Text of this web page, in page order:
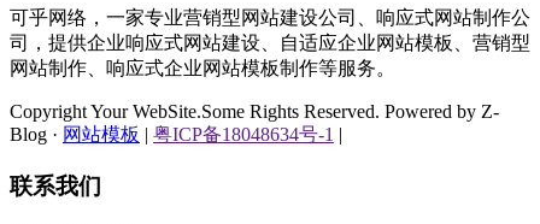
可乎网络，一家专业营销型网站建设公司、响应式网站制作公
司，提供企业响应式网站建设、自适应企业网站模板、营销型
网站制作、响应式企业网站模板制作等服务。
Copyright Your WebSite.Some Rights Reserved. Powered by Z-
Blog · 网站模板 | 粤ICP备18048634号-1 |
联系我们